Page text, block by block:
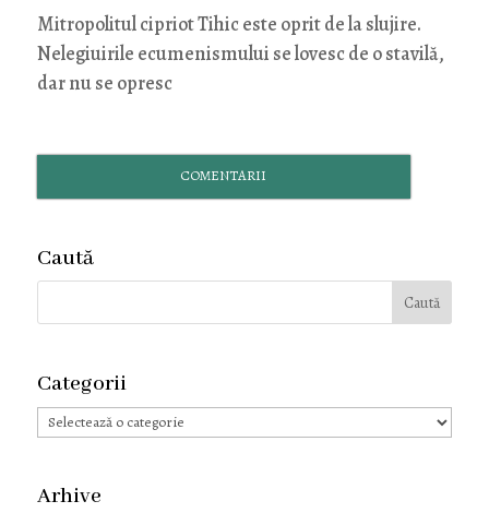
Mitropolitul cipriot Tihic este oprit de la slujire.
Nelegiuirile ecumenismului se lovesc de o stavilă,
dar nu se opresc
COMENTARII
Caută
Categorii
Categorii
Arhive